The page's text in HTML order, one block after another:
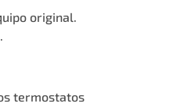
original.
termostatos